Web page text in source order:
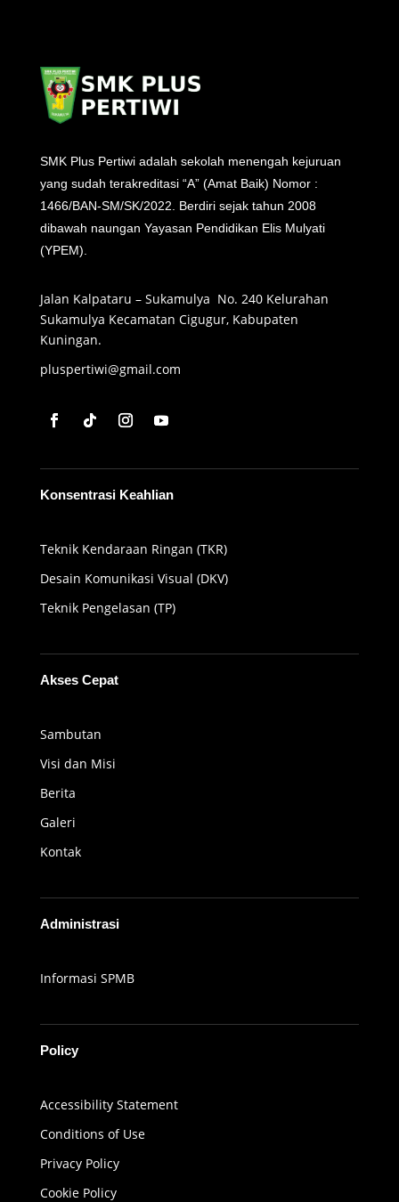
SMK Plus Pertiwi adalah sekolah menengah kejuruan
yang sudah terakreditasi “A” (Amat Baik) Nomor :
1466/BAN-SM/SK/2022. Berdiri sejak tahun 2008
dibawah naungan Yayasan Pendidikan Elis Mulyati
(YPEM).
Jalan Kalpataru – Sukamulya No. 240 Kelurahan
Sukamulya Kecamatan Cigugur, Kabupaten
Kuningan.
pluspertiwi@gmail.com
Konsentrasi Keahlian
Teknik Kendaraan Ringan (TKR)
Desain Komunikasi Visual (DKV)
Teknik Pengelasan (TP)
Akses Cepat
Sambutan
Visi dan Misi
Berita
Galeri
Kontak
Administrasi
Informasi SPMB
Policy
Accessibility Statement
Conditions of Use
Privacy Policy
Cookie Policy